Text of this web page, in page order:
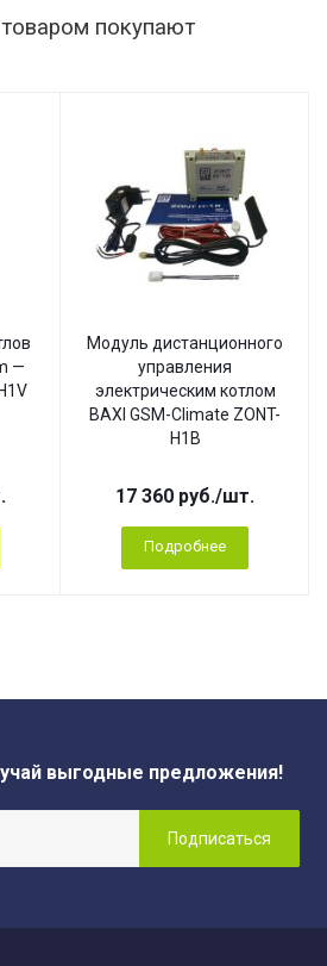
покупают
—
Модуль дистанционного
управления
электрическим котлом
BAXI GSM-Climate ZONT-
H1B
17 360 руб./шт.
Подробнее
выгодные предложения!